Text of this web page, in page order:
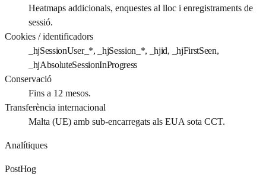
Heatmaps addicionals, enquestes al lloc i enregistraments de
sessió.
Cookies / identificadors
_hjSessionUser_*, _hjSession_*, _hjid, _hjFirstSeen,
_hjAbsoluteSessionInProgress
Conservació
Fins a 12 mesos.
Transferència internacional
Malta (UE) amb sub-encarregats als EUA sota CCT.
Analítiques
PostHog